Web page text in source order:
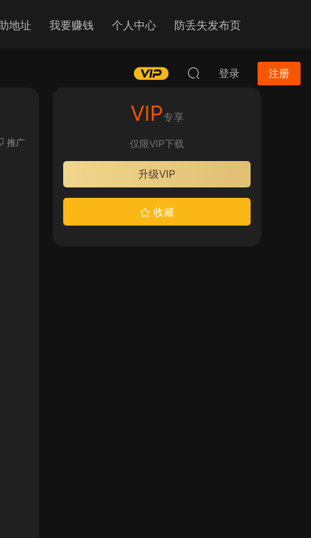
地址 我要赚钱 个人中心 防丢失发布页
登录 注册
推广
VIP专享
仅限VIP下载
升级VIP
收藏